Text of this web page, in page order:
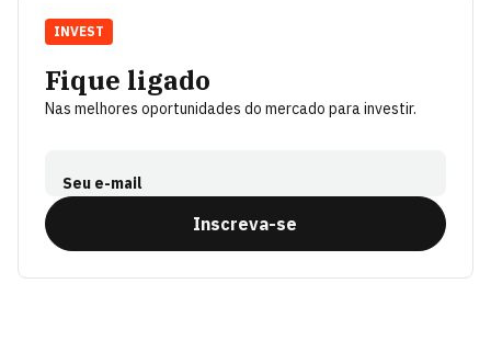
Fique ligado
Nas melhores oportunidades do mercado para investir.
Seu e-mail
Inscreva-se
INVEST